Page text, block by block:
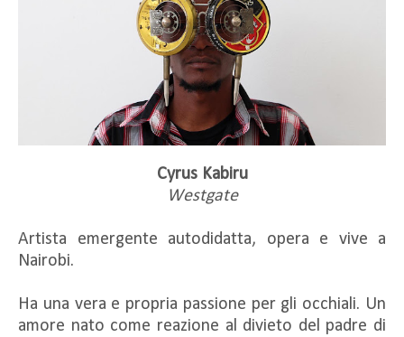
Cyrus Kabiru
Westgate
Artista emergente autodidatta, opera e vive a
Nairobi.
Ha una vera e propria passione per gli occhiali. Un
amore nato come reazione al divieto del padre di